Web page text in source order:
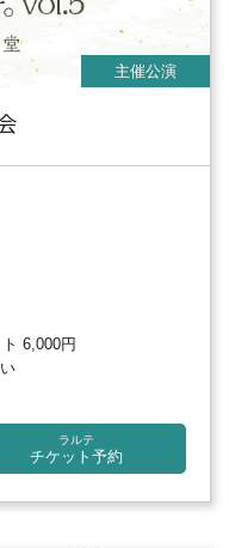
6,000円
ラルテ
チケット予約